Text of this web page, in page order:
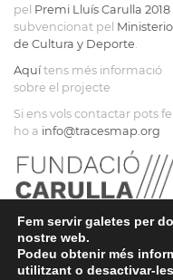
pel Premi Lluís Carulla 2018
subvencionat pel Ministerio
de Cultura y Deporte
Aquítens més informació
sobre el projecte
Si ens vols contactar pots
ho a info@tracesmap.org
Fem servir galetes per
nostre web.
Podeu obtenir més
utilitzant o desactivar-